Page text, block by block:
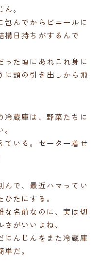
。
包んでからビニールに
構日持ちがするんで
った頃にあれこれ身に
に頭の引き出しから飛
冷蔵庫は、野菜たちに
ている。セーター着せ
んで、最近ハマってい
たにする。
な名前なのに、実は切
がいいよね、
にんじんをまた冷蔵庫
だ。